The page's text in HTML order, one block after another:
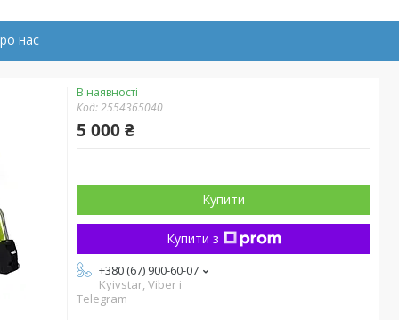
нас
В наявності
Код:2554365040
5 000 ₴
Купити
Купити з
+380 (67) 900-60-07
Kyivstar, Viber i
Telegram